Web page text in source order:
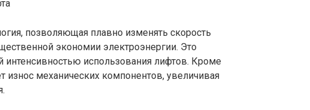
позволяющая плавно изменять скорость
экономии электроэнергии. Это
использования лифтов. Кроме
износ механических компонентов, увеличивая